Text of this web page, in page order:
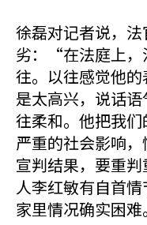
徐磊对记者说，
劣：“在法庭上，
往。以往感觉他
是太高兴，说话
往柔和。他把我
严重的社会影响
宣判结果，要重
人李红敏有自首情
家里情况确实困